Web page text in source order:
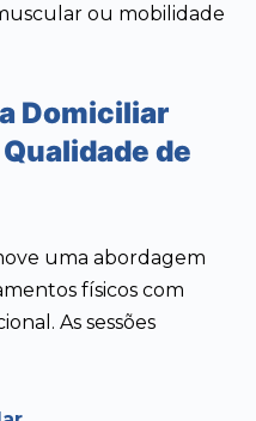
ou mobilidade
Domiciliar
de
uma abordagem
físicos com
As sessões